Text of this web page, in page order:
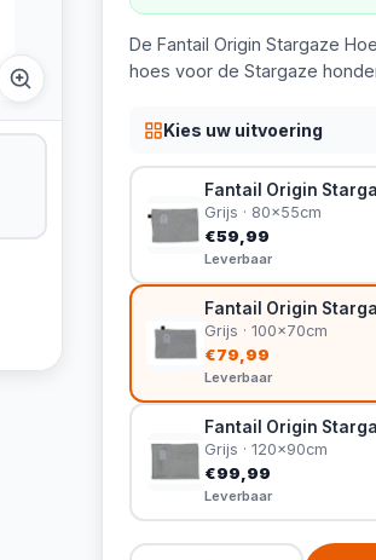
De Fantail Origin Stargaze
hoes voor de Stargaze
Kies uw uitvoering
Fantail Origin
Grijs · 80x55cm
€59,99
Leverbaar
Fantail Origin
Grijs · 100x70cm
€79,99
Leverbaar
Fantail Origin
Grijs · 120x90cm
€99,99
Leverbaar